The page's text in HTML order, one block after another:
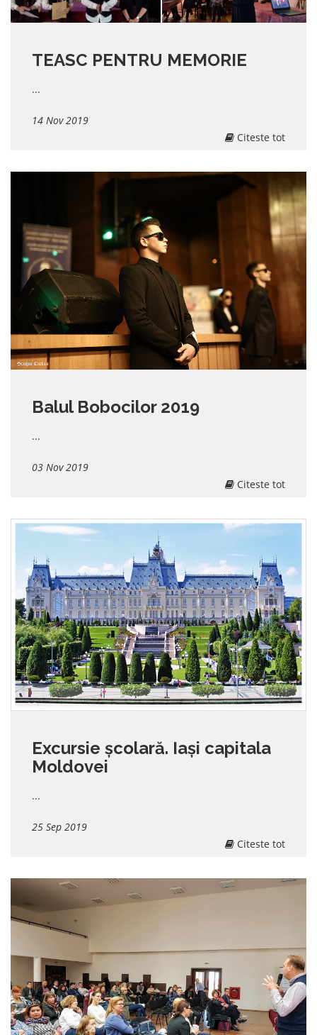
TEASC PENTRU MEMORIE
...
14 Nov 2019
Citeste tot
Balul Bobocilor 2019
...
03 Nov 2019
Citeste tot
Excursie școlară. Iași capitala
Moldovei
...
25 Sep 2019
Citeste tot